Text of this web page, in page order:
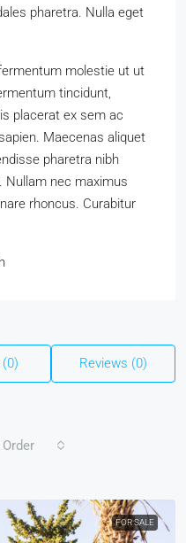
pharetra. Nulla eget
molestie ut ut
tincidunt,
placerat ex sem ac
Maecenas aliquet
pharetra nibh
nec maximus
rhoncus. Curabitur
Reviews (0)
FOR SALE